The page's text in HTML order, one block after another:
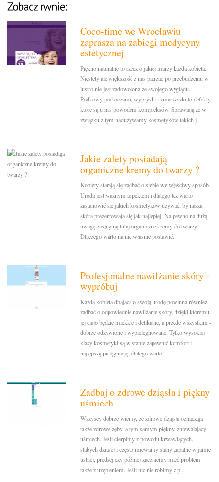
Coco-time we Wrocławiu
zaprasza na zabiegi medycyny
estetycznej
Piękno naturalne to rzecz o jakiej marzy każda kobieta.
Niestety ale większość z nas patrząc po przebudzeniu w
lustro nie jest zadowolona ze swojego wyglądu.
Podkowy pod oczami, wypryski i zmarszczki to defekty
które są u nas powodem kompleksów. Sprawiają że w
związku z tym nadużywamy kosmetyków takich j...
Jakie zalety posiadają
organiczne kremy do twarzy ?
Kobiety starają się zadbać o siebie we właściwy sposób.
Uroda jest ważnym aspektem i dlatego też warto
zastanowić się jakich kosmetyków używać, by nasza
skóra prezentowała się jak najlepiej. Na pewno na dużą
uwagę zasługują tutaj organiczne kremy do twarzy.
Dlaczego warto na nie właśnie postawić...
Profesjonalne nawilżanie skóry -
wypróbuj
Każda kobieta dbająca o swoją urodę powinna również
zadbać o odpowiednie nawilżanie skóry, dzięki któremu
jej ciało będzie miękkie i delikatne, a przede wszystkim -
dobrze odżywione i wypielęgnowane. Tylko wysokiej
klasy kosmetyki są w stanie zapewnić komfort i
najlepszą pielęgnację, dlatego warto ...
Zadbaj o zdrowe dziąsła i piękny
uśmiech
Wszyscy dobrze wiemy, że zdrowe dziąsła oznaczają
także zdrowe zęby, a tym samym piękny, zniewalający
uśmiech. Jeśli cierpimy z powodu krwawiących,
słabych dziąseł i często miewamy stany zapalne w jamie
ustnej, prędzej czy później zaczniemy mieć problem
także z uzębieniem. Jeśli nic nie robimy z p...